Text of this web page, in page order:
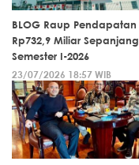
BLOG Raup Pendapatan
Rp732,9 Miliar Sepanjang
Semester I-2026
23/07/2026 18:57 WIB